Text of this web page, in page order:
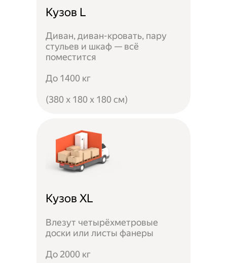
Кузов L
Диван, диван-кровать, пару
стульев и шкаф — всё
поместится
До 1400 кг
(380 x 180 x 180 см)
Кузов XL
Влезут четырёхметровые
доски или листы фанеры
До 2000 кг